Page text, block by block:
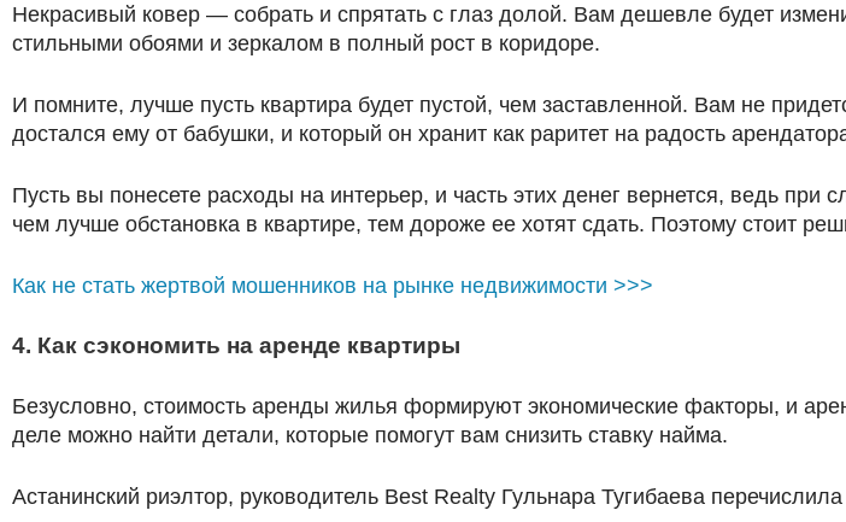
Некрасивый ковер — собрать и спрятать с глаз долой. Вам дешевле будет
стильными обоями и зеркалом в полный рост в коридоре.
И помните, лучше пусть квартира будет пустой, чем заставленной. Вам не
достался ему от бабушки, и который он хранит как раритет на радость
Пусть вы понесете расходы на интерьер, и часть этих денег вернется, ведь
чем лучше обстановка в квартире, тем дороже ее хотят сдать. Поэтому стоит
Как не стать жертвой мошенников на рынке недвижимости >>>
4. Как сэкономить на аренде квартиры
Безусловно, стоимость аренды жилья формируют экономические факторы, и
деле можно найти детали, которые помогут вам снизить ставку найма.
Астанинский риэлтор, руководитель Best Realty Гульнара Тугибаева